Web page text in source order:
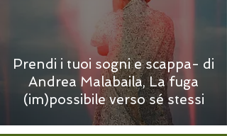
Prendi i tuoi sogni e scappa- di
Andrea Malabaila, La fuga
(im)possibile verso sé stessi